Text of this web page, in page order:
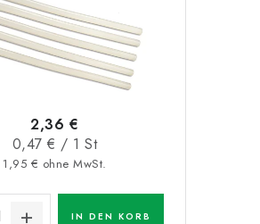
1,95 € ohne MwSt.
2,36 €
Verkaufspreis:
0,47 € / 1 St
IN DEN KORB